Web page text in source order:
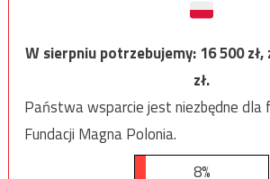
W sierpniu potrzebujemy:16 500
zł.
Państwa wsparcie jest niezbędne dla
Fundacji Magna Polonia.
8%